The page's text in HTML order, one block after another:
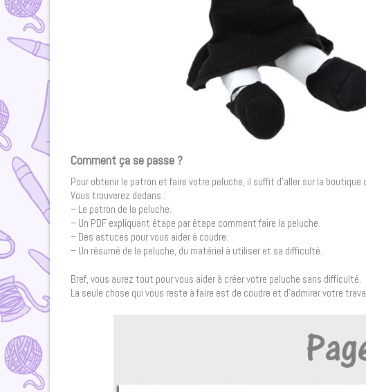
Comment ça se passe ?
Pour obtenir le patron et faire votre peluche, il suffit d’aller sur la
Vous trouverez dedans :
– Le patron de la peluche.
– Un PDF expliquant étape par étape comment faire la peluche.
– Des astuces pour vous aider à coudre.
– Un résumé de la peluche, du matériel à utiliser et sa difficulté.
Bref, vous aurez tout pour vous aider à créer votre peluche sans difficulté.
La seule chose qui vous reste à faire est de coudre et d’admirer votre